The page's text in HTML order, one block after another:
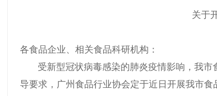
关于
各食品企业、相关食品科研机构：
受新型冠状病毒感染的肺炎疫情影响，我
导要求，广州食品行业协会定于近日开展我市